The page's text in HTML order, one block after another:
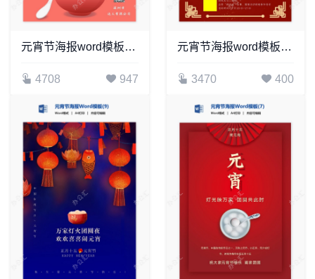
元宵节海报word模板(10)
4708 947
元宵节海报word模板(29)
3470 400